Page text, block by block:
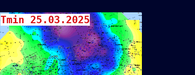
Tmin 25.03.2025